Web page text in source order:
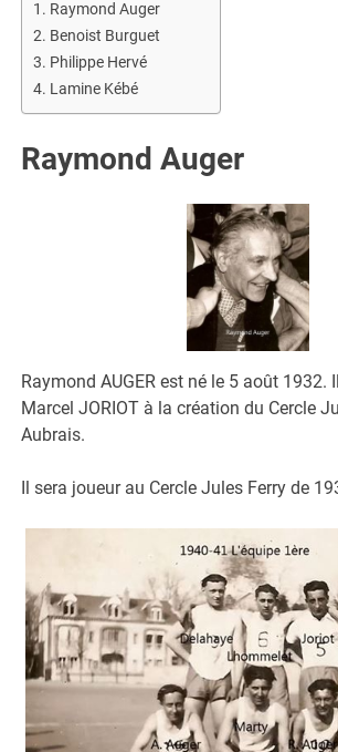
Raymond Auger
Benoist Burguet
Philippe Hervé
Lamine Kébé
Raymond Auger
Raymond AUGER est né le 5 août 1932.
Marcel JORIOT à la création du Cercle
Aubrais.
Il sera joueur au Cercle Jules Ferry de